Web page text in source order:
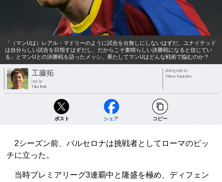
「（マンUは）レアル・マドリーのように試合を台無しにしないはずだ。ユナイテッド
は自分らしい試合を目指すはずだし、だからこそ素晴らしい決勝戦になると信じてい
る」とマンUとの決勝戦を語ったメッシ。果たしてマンUはどんな戦術で臨むのか？
工藤拓
text by
Taku Kudo
photograph by
Takuya Sugiyama
ポスト シェア コピー
2シーズン前、バルセロナは挑戦者としてローマのピッ
チに立った。
当時プレミアリーグ3連覇中と隆盛を極め、ディフェン